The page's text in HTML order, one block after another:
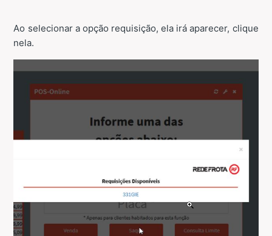
Ao selecionar a opção requisição, ela irá aparecer, clique
nela.